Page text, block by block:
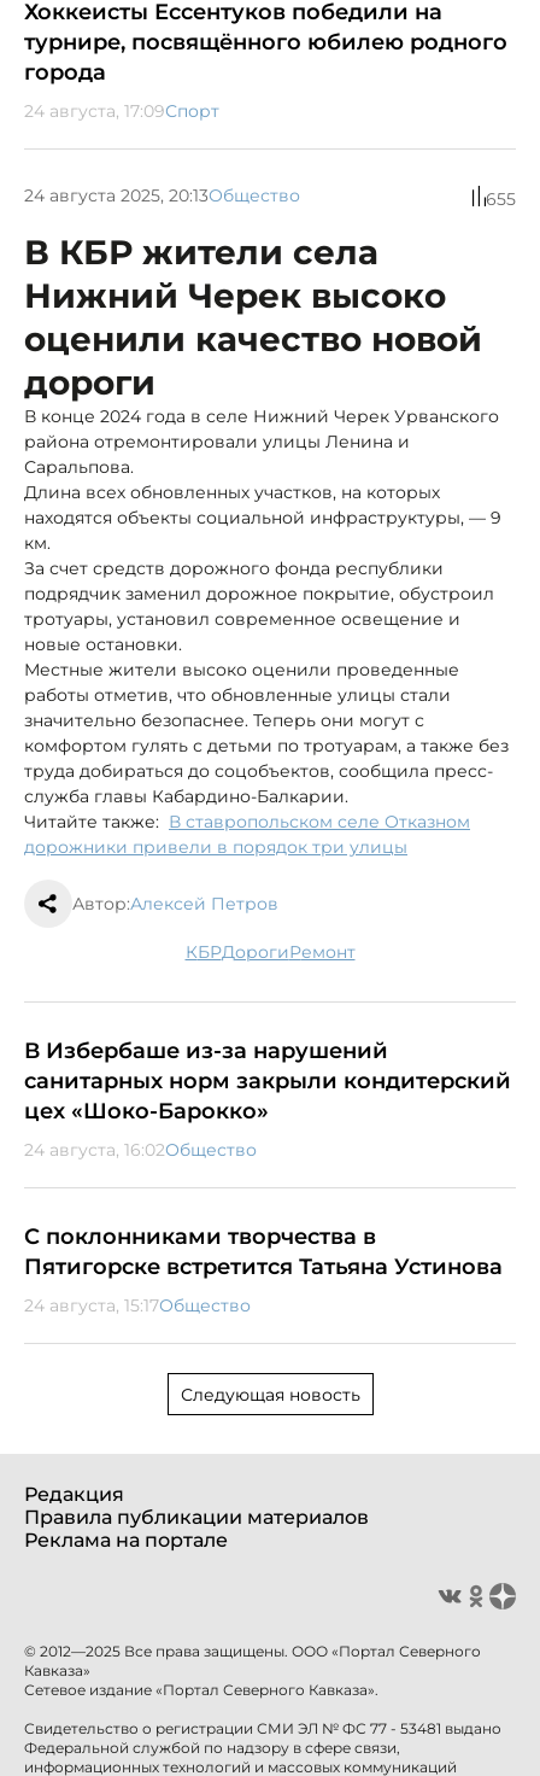
Хоккеисты Ессентуков победили на
турнире, посвящённого юбилею родного
города
24 августа, 17:09Спорт
24 августа 2025, 20:13Общество 655
В КБР жители села
Нижний Черек высоко
оценили качество новой
дороги
В конце 2024 года в селе Нижний Черек Урванского
района отремонтировали улицы Ленина и
Саральпова.
Длина всех обновленных участков, на которых
находятся объекты социальной инфраструктуры, — 9
км.
За счет средств дорожного фонда республики
подрядчик заменил дорожное покрытие, обустроил
тротуары, установил современное освещение и
новые остановки.
Местные жители высоко оценили проведенные
работы отметив, что обновленные улицы стали
значительно безопаснее. Теперь они могут с
комфортом гулять с детьми по тротуарам, а также без
труда добираться до соцобъектов, сообщила пресс-
служба главы Кабардино-Балкарии.
Читайте также: В ставропольском селе Отказном
дорожники привели в порядок три улицы
Автор:Алексей Петров
КБР дороги ремонт
В Избербаше из-за нарушений
санитарных норм закрыли кондитерский
цех «Шоко-Барокко»
24 августа, 16:02Общество
С поклонниками творчества в
Пятигорске встретится Татьяна Устинова
24 августа, 15:17Общество
Следующая новость
Редакция
Правила публикации материалов
Реклама на портале
© 2012—2025 Все права защищены. ООО «Портал Северного
Кавказа»
Сетевое издание «Портал Северного Кавказа».
Свидетельство о регистрации СМИ ЭЛ № ФС 77 - 53481 выдано
Федеральной службой по надзору в сфере связи,
информационных технологий и массовых коммуникаций